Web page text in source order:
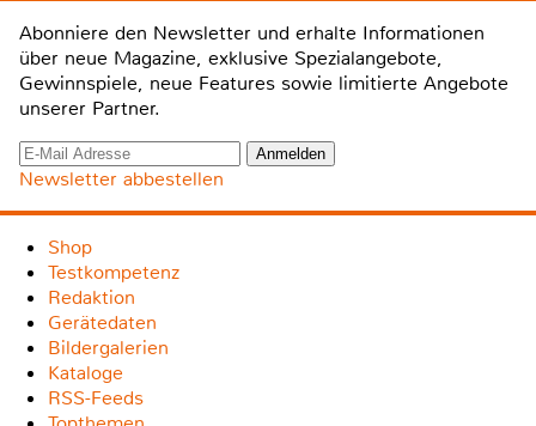
Abonniere den Newsletter und erhalte Informationen
über neue Magazine, exklusive Spezialangebote,
Gewinnspiele, neue Features sowie limitierte Angebote
unserer Partner.
Newsletter abbestellen
Shop
Testkompetenz
Redaktion
Gerätedaten
Bildergalerien
Kataloge
RSS-Feeds